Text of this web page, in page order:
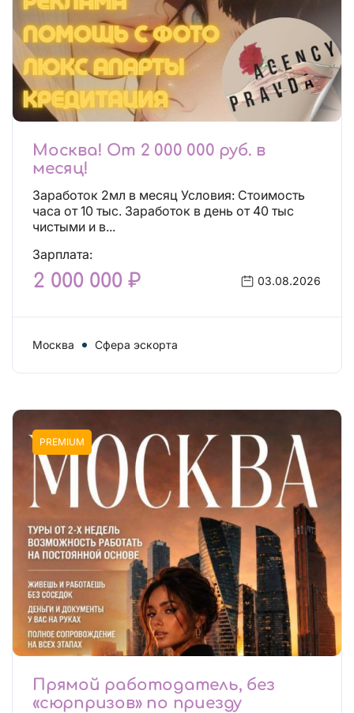
Москва! От 2 000 000 руб. в
месяц!
Заработок 2мл в месяц Условия: Стоимость
часа от 10 тыс. Заработок в день от 40 тыс
чистыми и в...
Зарплата:
2 000 000 ₽ 03.08.2026
Москва Сфера эскорта
PREMIUM
Прямой работодатель, без
«сюрпризов» по приезду